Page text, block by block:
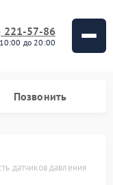
221-57-86
до 20:00
Позвонить
датчиков давления